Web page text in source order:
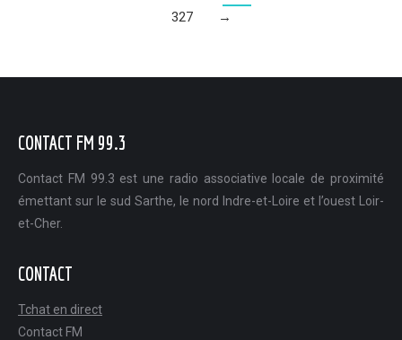
327
→
CONTACT FM 99.3
Contact FM 99.3 est une radio associative locale de proximité
émettant sur le sud Sarthe, le nord Indre-et-Loire et l’ouest Loir-
et-Cher.
CONTACT
Tchat en direct
Contact FM